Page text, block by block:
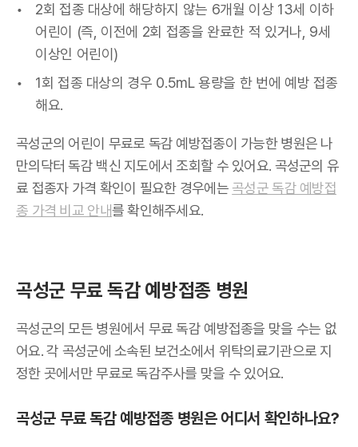
2회 접종 대상에 해당하지 않는 6개월 이상 13세 이하
어린이 (즉, 이전에 2회 접종을 완료한 적 있거나, 9세
이상인 어린이)
1회 접종 대상의 경우 0.5mL 용량을 한 번에 예방 접종
해요.
곡성군의 어린이 무료로 독감 예방접종이 가능한 병원은 나
만의닥터 독감 백신 지도에서 조회할 수 있어요. 곡성군의 유
료 접종자 가격 확인이 필요한 경우에는 곡성군 독감 예방접
종 가격 비교 안내를 확인해주세요.
곡성군 무료 독감 예방접종 병원
곡성군의 모든 병원에서 무료 독감 예방접종을 맞을 수는 없
어요. 각 곡성군에 소속된 보건소에서 위탁의료기관으로 지
정한 곳에서만 무료로 독감주사를 맞을 수 있어요.
곡성군 무료 독감 예방접종 병원은 어디서 확인하나요?